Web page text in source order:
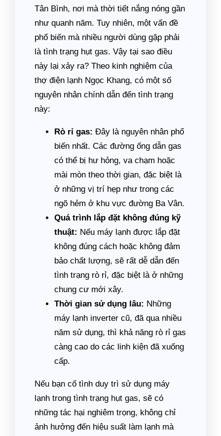
Tân Bình, nơi mà thời tiết nắng nóng gần
như quanh năm. Tuy nhiên, một vấn đề
phổ biến mà nhiều người dùng gặp phải
là tình trạng hụt gas. Vậy tại sao điều
này lại xảy ra? Theo kinh nghiệm của
thợ điện lạnh Ngọc Khang, có một số
nguyên nhân chính dẫn đến tình trạng
này:
Rò rỉ gas: Đây là nguyên nhân phổ
biến nhất. Các đường ống dẫn gas
có thể bị hư hỏng, va chạm hoặc
mài mòn theo thời gian, đặc biệt là
ở những vị trí hẹp như trong các
ngõ hẻm ở khu vực đường Ba Vân.
Quá trình lắp đặt không đúng kỹ
thuật: Nếu máy lạnh được lắp đặt
không đúng cách hoặc không đảm
bảo chất lượng, sẽ rất dễ dẫn đến
tình trạng rò rỉ, đặc biệt là ở những
chung cư mới xây.
Thời gian sử dụng lâu: Những
máy lạnh inverter cũ, đã qua nhiều
năm sử dụng, thì khả năng rò rỉ gas
càng cao do các linh kiện đã xuống
cấp.
Nếu bạn cố tình duy trì sử dụng máy
lạnh trong tình trạng hụt gas, sẽ có
những tác hại nghiêm trọng, không chỉ
ảnh hưởng đến hiệu suất làm lạnh mà